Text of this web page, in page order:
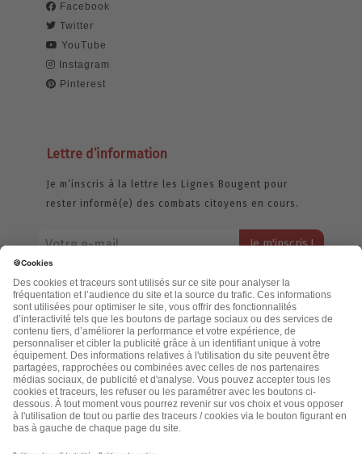
Facebook
Twitter
YouTube
Instagram
Pinterest
Lettre d’information
Je m’inscris à la lettre les Lignes Bougent pour
rester informé(e) des combats citoyens en cours.
jamais échangée. Pour consulter notre politique de confidentialité,
cliquez ici.
Accueil
Politique de confidentialité
Cookies